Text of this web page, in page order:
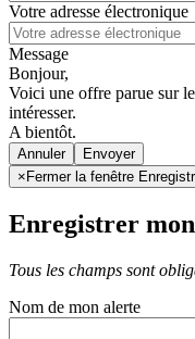
Votre adresse électronique
Message
Bonjour,
Voici une offre parue sur
intéresser.
A bientôt.
Annuler
× Fermer la fenêtre
Enregistrer
Tous les champs sont
Nom de mon alerte